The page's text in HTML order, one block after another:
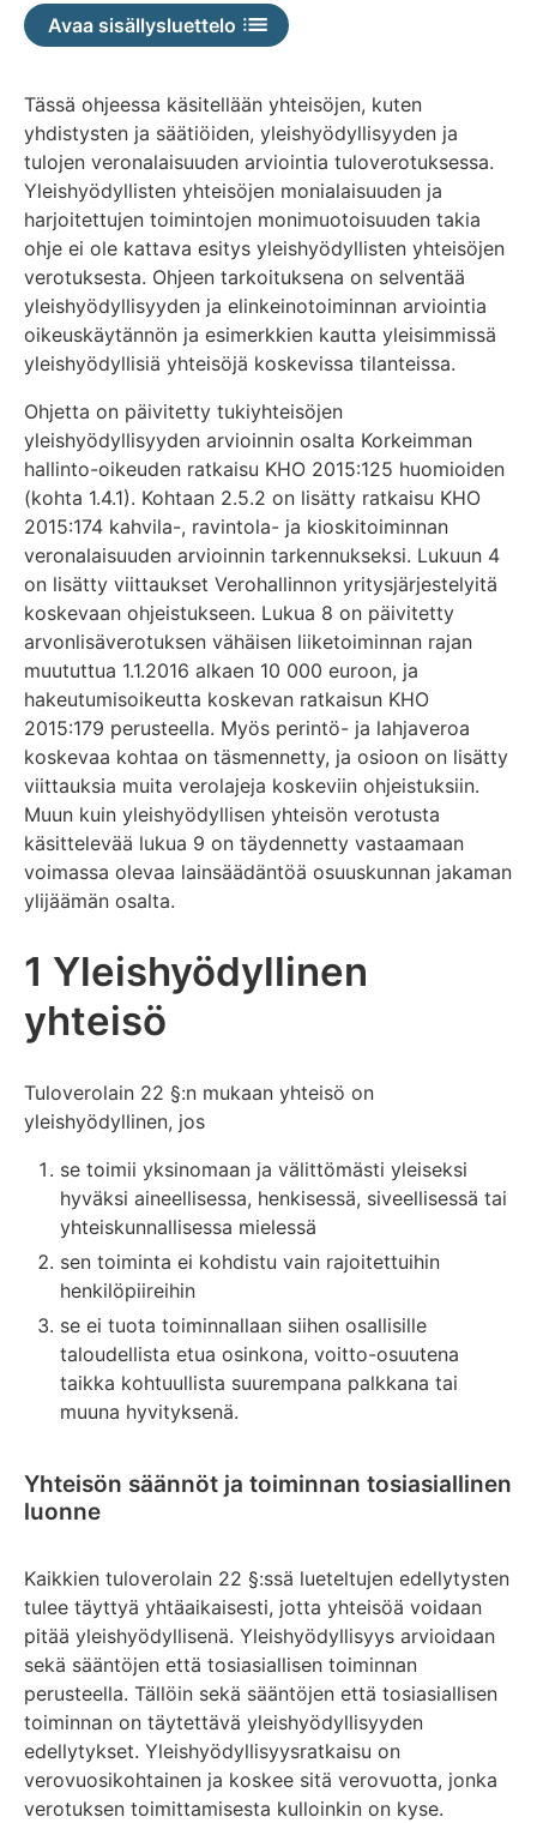
Avaa sisällysluettelo
Tässä ohjeessa käsitellään yhteisöjen, kuten
yhdistysten ja säätiöiden, yleishyödyllisyyden ja
tulojen veronalaisuuden arviointia tuloverotuksessa.
Yleishyödyllisten yhteisöjen monialaisuuden ja
harjoitettujen toimintojen monimuotoisuuden takia
ohje ei ole kattava esitys yleishyödyllisten yhteisöjen
verotuksesta. Ohjeen tarkoituksena on selventää
yleishyödyllisyyden ja elinkeinotoiminnan arviointia
oikeuskäytännön ja esimerkkien kautta yleisimmissä
yleishyödyllisiä yhteisöjä koskevissa tilanteissa.
Ohjetta on päivitetty tukiyhteisöjen
yleishyödyllisyyden arvioinnin osalta Korkeimman
hallinto-oikeuden ratkaisu KHO 2015:125 huomioiden
(kohta 1.4.1). Kohtaan 2.5.2 on lisätty ratkaisu KHO
2015:174 kahvila-, ravintola- ja kioskitoiminnan
veronalaisuuden arvioinnin tarkennukseksi. Lukuun 4
on lisätty viittaukset Verohallinnon yritysjärjestelyitä
koskevaan ohjeistukseen. Lukua 8 on päivitetty
arvonlisäverotuksen vähäisen liiketoiminnan rajan
muututtua 1.1.2016 alkaen 10 000 euroon, ja
hakeutumisoikeutta koskevan ratkaisun KHO
2015:179 perusteella. Myös perintö- ja lahjaveroa
koskevaa kohtaa on täsmennetty, ja osioon on lisätty
viittauksia muita verolajeja koskeviin ohjeistuksiin.
Muun kuin yleishyödyllisen yhteisön verotusta
käsittelevää lukua 9 on täydennetty vastaamaan
voimassa olevaa lainsäädäntöä osuuskunnan jakaman
ylijäämän osalta.
1 Yleishyödyllinen
yhteisö
Tuloverolain 22 §:n mukaan yhteisö on
yleishyödyllinen, jos
se toimii yksinomaan ja välittömästi yleiseksi
hyväksi aineellisessa, henkisessä, siveellisessä tai
yhteiskunnallisessa mielessä
sen toiminta ei kohdistu vain rajoitettuihin
henkilöpiireihin
se ei tuota toiminnallaan siihen osallisille
taloudellista etua osinkona, voitto-osuutena
taikka kohtuullista suurempana palkkana tai
muuna hyvityksenä.
Yhteisön säännöt ja toiminnan tosiasiallinen
luonne
Kaikkien tuloverolain 22 §:ssä lueteltujen edellytysten
tulee täyttyä yhtäaikaisesti, jotta yhteisöä voidaan
pitää yleishyödyllisenä. Yleishyödyllisyys arvioidaan
sekä sääntöjen että tosiasiallisen toiminnan
perusteella. Tällöin sekä sääntöjen että tosiasiallisen
toiminnan on täytettävä yleishyödyllisyyden
edellytykset. Yleishyödyllisyysratkaisu on
verovuosikohtainen ja koskee sitä verovuotta, jonka
verotuksen toimittamisesta kulloinkin on kyse.